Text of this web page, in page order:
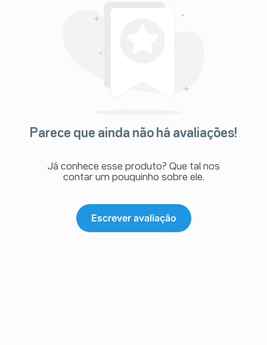
Parece que ainda não há avaliações!
Já conhece esse produto? Que tal nos
contar um pouquinho sobre ele.
Escrever avaliação